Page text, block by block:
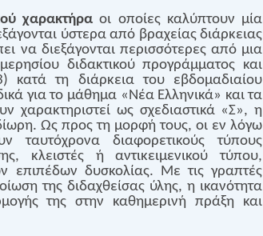
χαρακτήρα οι οποίες καλύπτουν μία
ύστερα από βραχείας διάρκειας
να διεξάγονται περισσότερες από μια
διδακτικού προγράμματος και
κατά τη διάρκεια του εβδομαδιαίου
για το μάθημα «Νέα Ελληνικά» και τα
ως σχεδιαστικά «Σ», η
Ως προς τη μορφή τους, οι εν λόγω
ταυτόχρονα διαφορετικούς τύπους
κλειστές ή αντικειμενικού τύπου,
επιπέδων δυσκολίας. Με τις γραπτές
της διδαχθείσας ύλης, η ικανότητα
της στην καθημερινή πράξη και